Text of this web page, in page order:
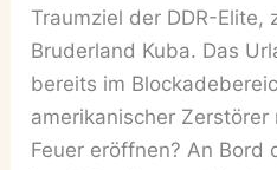
Traumziel der DDR-Elite,
Bruderland Kuba. Das
bereits im
amerikanischer
Feuer eröffnen? An